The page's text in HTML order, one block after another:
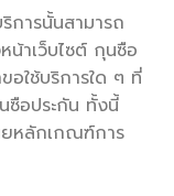
การนั้นสามารถ
น้าเว็บไซต์ กุนซือ
อใช้บริการใด ๆ ที่
ซือประกัน ทั้งนี้
ยหลักเกณฑ์การ